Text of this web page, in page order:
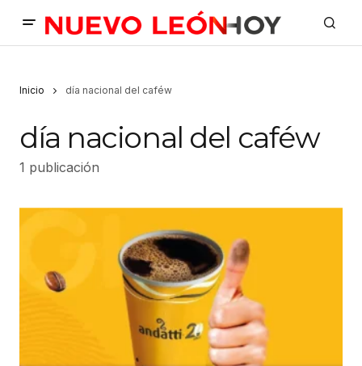
Inicio día nacional del caféw
día nacional del caféw
1 publicación